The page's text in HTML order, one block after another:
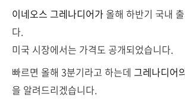
이네오스 그레나디어가 올해 하반기 국내
다.
미국 시장에서는 가격도 공개되었습니다.
빠르면 올해 3분기라고 하는데 그레나디어
을 알려드리겠습니다.